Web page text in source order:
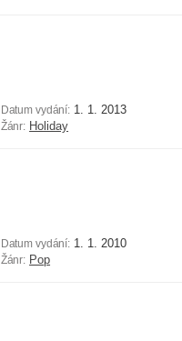
Datum vydání: 1. 1. 2013
Žánr: Holiday
Datum vydání: 1. 1. 2010
Žánr: Pop